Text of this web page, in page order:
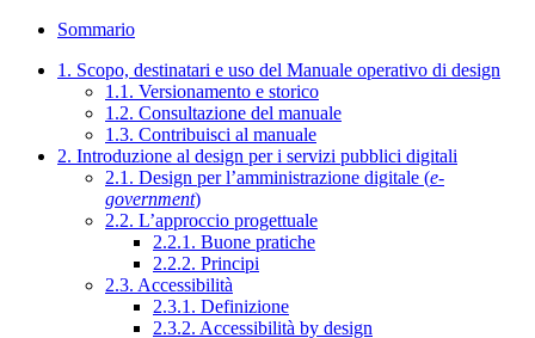
Sommario
1. Scopo, destinatari e uso del Manuale operativo di design
1.1. Versionamento e storico
1.2. Consultazione del manuale
1.3. Contribuisci al manuale
2. Introduzione al design per i servizi pubblici digitali
2.1. Design per l’amministrazione digitale (e-
government)
2.2. L’approccio progettuale
2.2.1. Buone pratiche
2.2.2. Principi
2.3. Accessibilità
2.3.1. Definizione
2.3.2. Accessibilità by design